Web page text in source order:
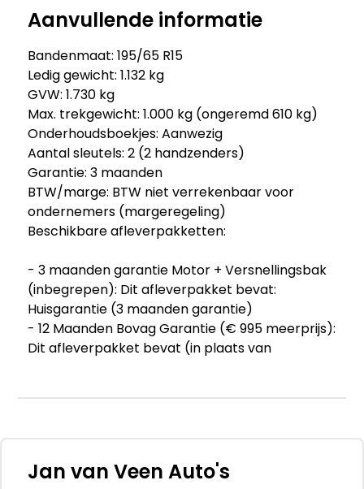
Aanvullende informatie
Bandenmaat: 195/65 R15
Ledig gewicht: 1.132 kg
GVW: 1.730 kg
Max. trekgewicht: 1.000 kg (ongeremd 610 kg)
Onderhoudsboekjes: Aanwezig
Aantal sleutels: 2 (2 handzenders)
Garantie: 3 maanden
BTW/marge: BTW niet verrekenbaar voor
ondernemers (margeregeling)
Beschikbare afleverpakketten:
- 3 maanden garantie Motor + Versnellingsbak
(inbegrepen): Dit afleverpakket bevat:
Huisgarantie (3 maanden garantie)
- 12 Maanden Bovag Garantie (€ 995 meerprijs):
Dit afleverpakket bevat (in plaats van
Iedere Volkswagen is anders, maar tegelijk zijn
alle Volkswagens herkenbaar aan hun
Jan van Veen Auto's